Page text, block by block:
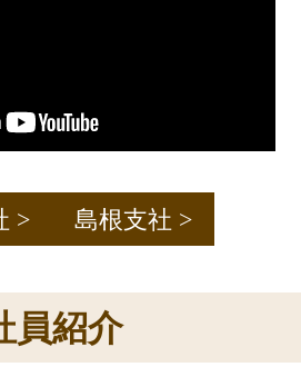
> 島根支社 >
員紹介